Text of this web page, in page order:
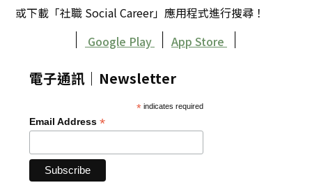
或下載「社職 Social Career」應用程式進行搜尋！
｜ Google Play ｜ App Store ｜
電子通訊｜Newsletter
* indicates required
Email Address*